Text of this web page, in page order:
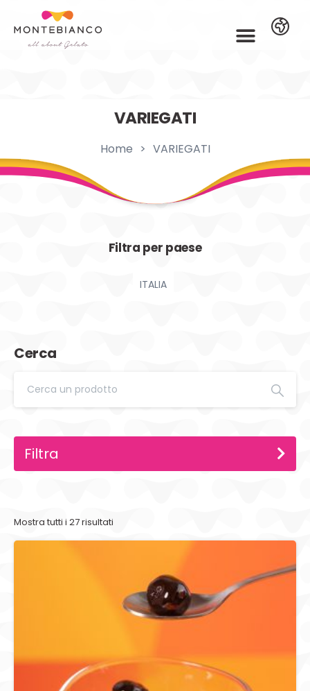
VARIEGATI
Home > VARIEGATI
Filtra per paese
ITALIA
Cerca
Filtra
Mostra tutti i 27 risultati